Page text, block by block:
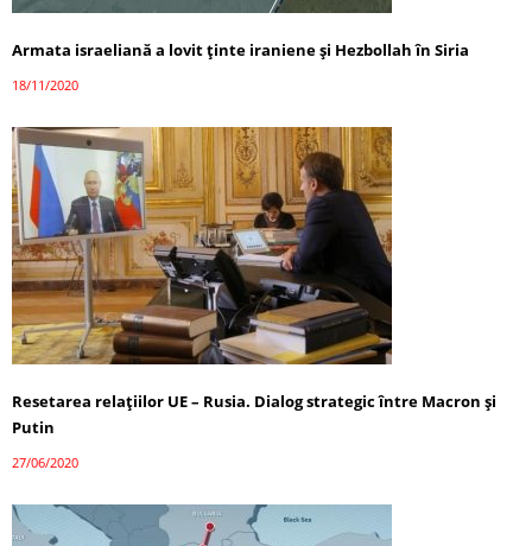
Armata israeliană a lovit ținte iraniene și Hezbollah în Siria
18/11/2020
Resetarea relațiilor UE – Rusia. Dialog strategic între Macron și
Putin
27/06/2020